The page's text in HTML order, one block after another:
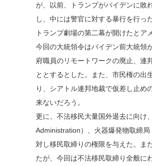
が、以前、トランプがバイデンに敗
し、中には警官に対する暴行を行っ
トランプ劇場の第二幕が開けたとア
今回の大統領令はバイデン前大統領
府職員のリモートワークの廃止、連
ととするとした。また、市民権の出
り、シアトル連邦地裁で仮差し止め
来ないだろう。
更に、不法移民大量国外退去に向け
Administration）、火器爆発物取締
対し移民取締りの権限を与えた。ま
たが、今回は不法移民取締り全般に